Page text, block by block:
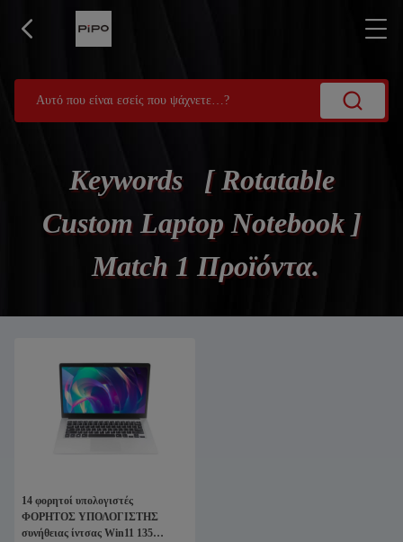
Keywords [ Rotatable
Custom Laptop Notebook ]
Match 1 Προϊόντα.
14 φορητοί υπολογιστές
ΦΟΡΗΤΟΣ ΥΠΟΛΟΓΙΣΤΗΣ
συνήθειας ίντσας Win11 135